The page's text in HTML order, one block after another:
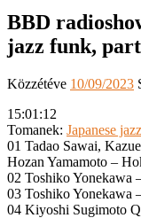
BBD
jazz funk,
Közzétéve 10/09/2023
15:01:12
Tomanek: Japanese
01 Tadao Sawai,
Hozan Yamamoto –
02 Toshiko Yonekawa
03 Toshiko Yonekawa
04 Kiyoshi Sugimoto